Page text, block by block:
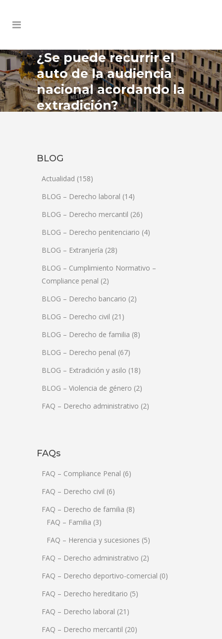
¿Se puede recurrir el
auto de la audiencia
nacional acordando la
extradición?
BLOG
Actualidad (158)
BLOG – Derecho laboral (14)
BLOG – Derecho mercantil (26)
BLOG – Derecho penitenciario (4)
BLOG – Extranjería (28)
BLOG – Cumplimiento Normativo –
Compliance penal (2)
BLOG – Derecho bancario (2)
BLOG – Derecho civil (21)
BLOG – Derecho de familia (8)
BLOG – Derecho penal (67)
BLOG – Extradición y asilo (18)
BLOG – Violencia de género (2)
FAQ – Derecho administrativo (2)
FAQs
FAQ – Compliance Penal (6)
FAQ – Derecho civil (6)
FAQ – Derecho de familia (8)
FAQ – Familia (3)
FAQ – Herencia y sucesiones (5)
FAQ – Derecho administrativo (2)
FAQ – Derecho deportivo-comercial (0)
FAQ – Derecho hereditario (5)
FAQ – Derecho laboral (21)
FAQ – Derecho mercantil (20)